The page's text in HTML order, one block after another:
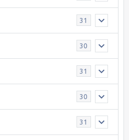
31
30
31
30
31